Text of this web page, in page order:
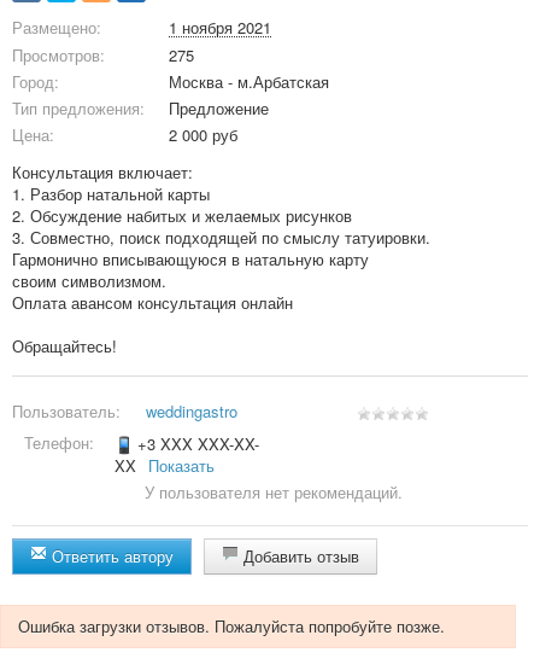
Размещено:
1 ноября 2021
Просмотров:
275
Город:
Москва - м.Арбатская
Тип предложения:
Предложение
Цена:
2 000 руб
Консультация включает:
1. Разбор натальной карты
2. Обсуждение набитых и желаемых рисунков
3. Совместно, поиск подходящей по смыслу татуировки.
Гармонично вписывающуюся в натальную карту
своим символизмом.
Оплата авансом консультация онлайн
Обращайтесь!
Пользователь:
weddingastro
Телефон:
+3 XXX XXX-XX-
XX
Показать
У пользователя нет рекомендаций.
Ответить автору Добавить отзыв
Ошибка загрузки отзывов. Пожалуйста попробуйте позже.